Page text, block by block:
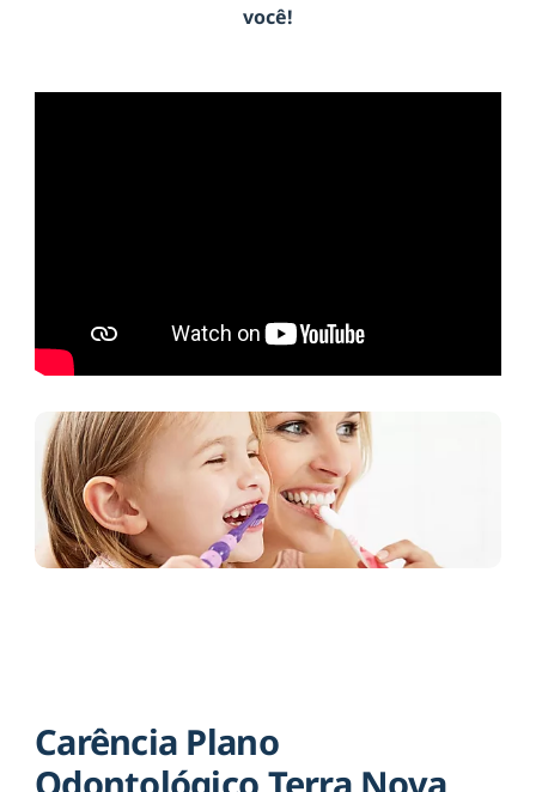
você!
Carência Plano
Odontológico Terra Nova